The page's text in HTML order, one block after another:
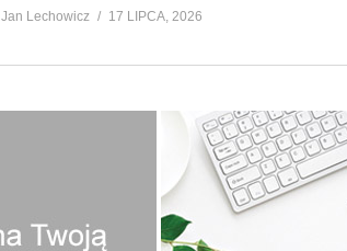
Jan Lechowicz 17 LIPCA, 2026